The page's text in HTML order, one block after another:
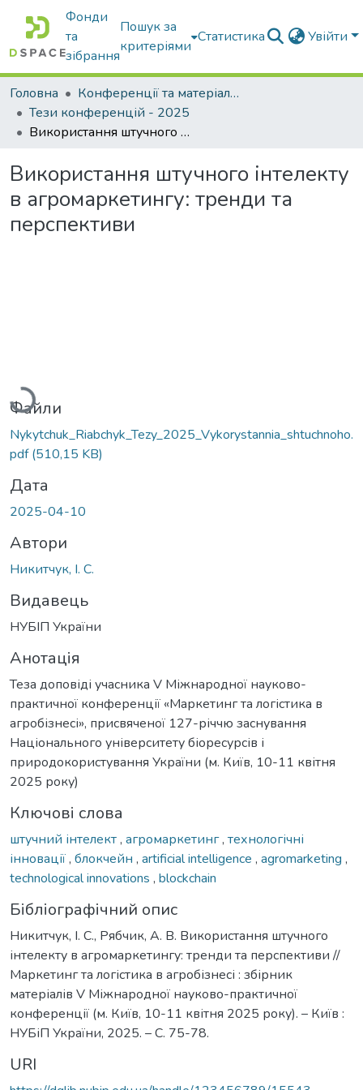
Фонди
та
зібрання
Пошук за
критеріями
Статистика Увійти
Головна
Конференції та матеріали конференцій
Тези конференцій - 2025
Використання штучного інтелекту в агромаркетингу: тренди та перспективи
Використання штучного інтелекту
в агромаркетингу: тренди та
перспективи
Вантажиться...
Файли
Nykytchuk_Riabchyk_Tezy_2025_Vykorystannia_shtuchnoho.
pdf(510,15 KB)
Дата
2025-04-10
Автори
Никитчук, І. С.
Видавець
НУБІП України
Анотація
Теза доповіді учасника V Міжнародної науково-
практичної конференції «Маркетинг та логістика в
агробізнесі», присвяченої 127-річчю заснування
Національного університету біоресурсів і
природокористування України (м. Київ, 10-11 квітня
2025 року)
Ключові слова
штучний інтелект, агромаркетинг, технологічні
інновації, блокчейн , artificial intelligence , agromarketing ,
technological innovations , blockchain
Бібліографічний опис
Никитчук, І. С., Рябчик, А. В. Використання штучного
інтелекту в агромаркетингу: тренди та перспективи //
Маркетинг та логістика в агробізнесі : збірник
матеріалів V Міжнародної науково-практичної
конференції (м. Київ, 10-11 квітня 2025 року). – Київ :
НУБіП України, 2025. – С. 75-78.
URI